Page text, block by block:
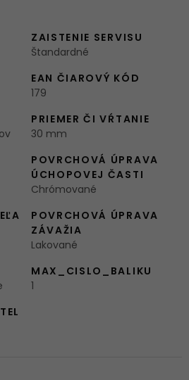
ZAISTENIE SERVISU
Štandardné
EAN ČIAROVÝ KÓD
179
PRIEMER ČI VŔTANIE
30 mm
POVRCHOVÁ ÚPRAVA
ÚCHOPOVEJ ČASTI
Chrómované
POVRCHOVÁ ÚPRAVA
ZÁVAŽIA
Lakované
MAX_CISLO_BALIKU
1